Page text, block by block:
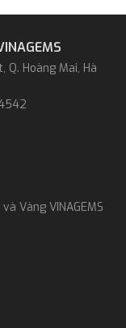
Q. Hoàng Mai, Hà
Vàng VINAGEMS